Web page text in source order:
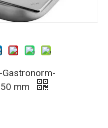
Gastronorm-
mm